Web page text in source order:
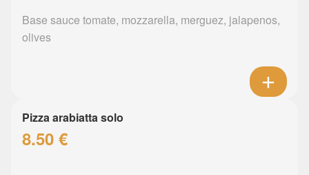
Base sauce tomate, mozzarella, merguez, jalapenos,
olives
Pizza arabiatta solo
8.50 €